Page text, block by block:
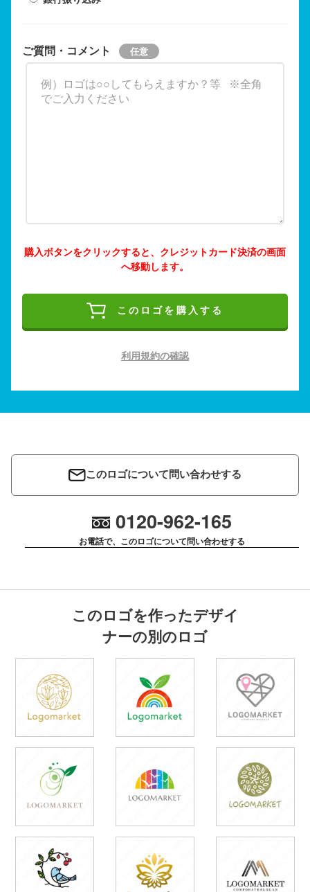
ご質問・コメント
購入ボタンをクリックすると、クレジットカード決済の画面
へ移動します。
このロゴを購入する
利用規約の確認
このロゴについて問い合わせする
0120-962-165
お電話で、このロゴについて問い合わせする
このロゴを作ったデザイ
ナーの別のロゴ